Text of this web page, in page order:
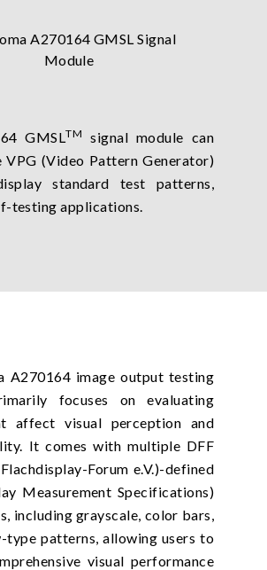
GMSLTM
signal module can
VPG (Video Pattern Generator)
standard test patterns,
testing applications.
A270164 image output testing
focuses on evaluating
affect visual perception and
It comes with multiple DFF
Forum e.V.)-defined
Measurement Specifications)
including grayscale, color bars,
type patterns, allowing users to
visual performance